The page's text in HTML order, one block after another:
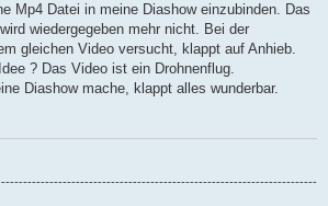
Mp4 Datei in meine Diashow einzubinden. Das
wiedergegeben mehr nicht. Bei der
gleichen Video versucht, klappt auf Anhieb.
? Das Video ist ein Drohnenflug.
Diashow mache, klappt alles wunderbar.